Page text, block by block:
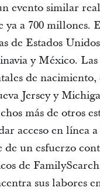
evento similar
a 700
de Estados
y México.
de
Jersey y
más de otros
acceso en línea
de un esfuerzo
de
sus labores